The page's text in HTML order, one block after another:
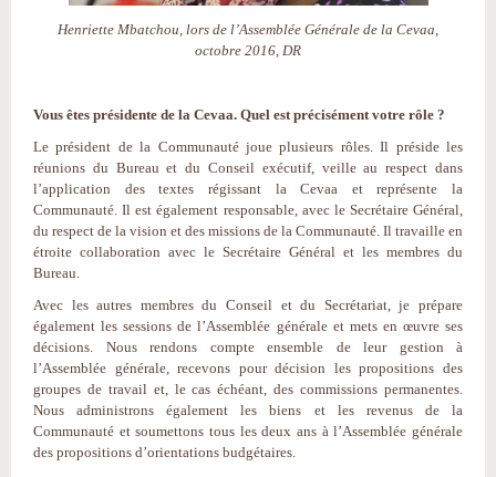
Henriette Mbatchou, lors de l’Assemblée Générale de la Cevaa,
octobre 2016, DR
Vous êtes présidente de la Cevaa. Quel est précisément votre rôle ?
Le président de la Communauté joue plusieurs rôles. Il préside les
réunions du Bureau et du Conseil exécutif, veille au respect dans
l’application des textes régissant la Cevaa et représente la
Communauté. Il est également responsable, avec le Secrétaire Général,
du respect de la vision et des missions de la Communauté. Il travaille en
étroite collaboration avec le Secrétaire Général et les membres du
Bureau.
Avec les autres membres du Conseil et du Secrétariat, je prépare
également les sessions de l’Assemblée générale et mets en œuvre ses
décisions. Nous rendons compte ensemble de leur gestion à
l’Assemblée générale, recevons pour décision les propositions des
groupes de travail et, le cas échéant, des commissions permanentes.
Nous administrons également les biens et les revenus de la
Communauté et soumettons tous les deux ans à l’Assemblée générale
des propositions d’orientations budgétaires.